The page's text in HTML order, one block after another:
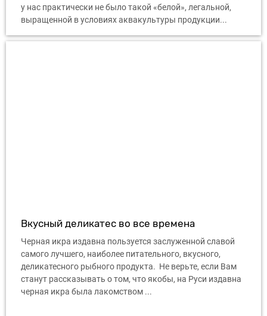
у нас практически не было такой «белой», легальной,
выращенной в условиях аквакультуры продукции...
Вкусный деликатес во все времена
Черная икра издавна пользуется заслуженной славой
самого лучшего, наиболее питательного, вкусного,
деликатесного рыбного продукта. Не верьте, если Вам
станут рассказывать о том, что якобы, на Руси издавна
черная икра была лакомством ...